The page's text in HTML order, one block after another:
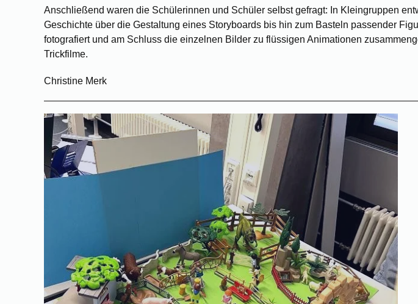
Anschließend waren die Schülerinnen und Schüler selbst gefragt: In Kleingruppen
Geschichte über die Gestaltung eines Storyboards bis hin zum Basteln passender
fotografiert und am Schluss die einzelnen Bilder zu flüssigen Animationen
Trickfilme.
Christine Merk